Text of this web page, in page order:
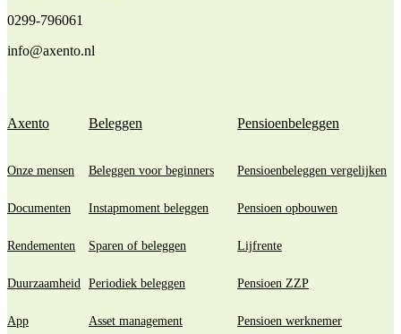
0299-796061
info@axento.nl
Axento
Onze mensen
Documenten
Rendementen
Duurzaamheid
App
Beleggen
Beleggen voor beginners
Instapmoment beleggen
Sparen of beleggen
Periodiek beleggen
Asset management
Pensioenbeleggen
Pensioenbeleggen vergelijken
Pensioen opbouwen
Lijfrente
Pensioen ZZP
Pensioen werknemer